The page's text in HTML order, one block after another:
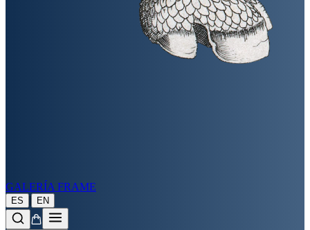
GALERÍA FRAME
ES | EN